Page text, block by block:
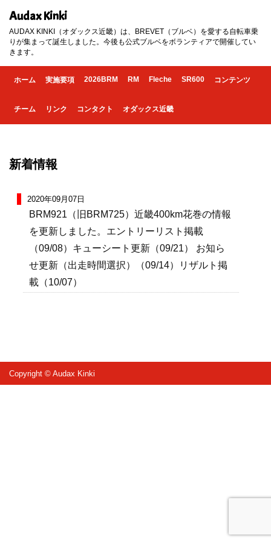
Audax Kinki
AUDAX KINKI（オダックス近畿）は、BREVET（ブルベ）を愛する自転車乗
りが集まって誕生しました。今後も公式ブルベをボランティアで開催してい
きます。
ホーム 実施要項 2026BRM RM Fleche SR600 コンテンツ
チーム リンク コンタクト オダックス近畿
新着情報
2020年09月07日
BRM921（旧BRM725）近畿400km花巻の情報
を更新しました。エントリーリスト掲載
（09/08）キューシート更新（09/21） お知ら
せ更新（出走時間選択）（09/14）リザルト掲
載（10/07）
Copyright © Audax Kinki